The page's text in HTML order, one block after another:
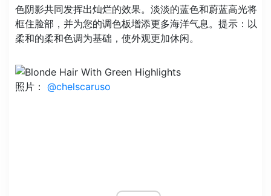
色阴影共同发挥出灿烂的效果。淡淡的蓝色和蔚蓝高光将
框住脸部，并为您的调色板增添更多海洋气息。提示：以
柔和的柔和色调为基础，使外观更加休闲。
照片： @chelscaruso